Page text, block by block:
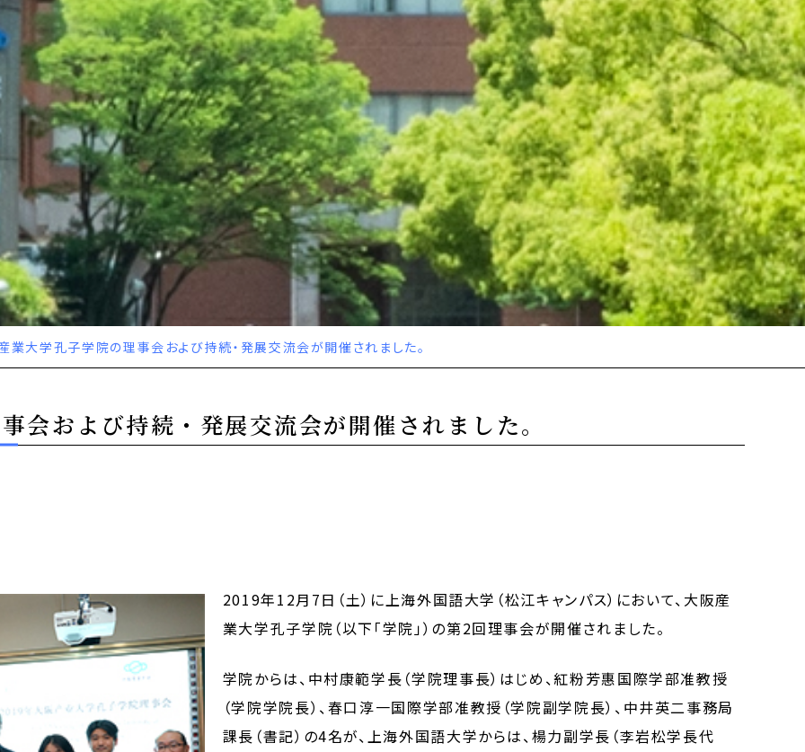
業大学孔子学院の理事会および持続・発展交流会が開催されました。
会および持続・発展交流会が開催されました。
2019年12月7日（土）に上海外国語大学（松江キャンパス）において、大阪産
業大学孔子学院（以下「学院」）の第2回理事会が開催されました。
学院からは、中村康範学長（学院理事長）はじめ、紅粉芳惠国際学部准教授
（学院学院長）、春口淳一国際学部准教授（学院副学院長）、中井英二事務局
課長（書記）の4名が、上海外国語大学からは、楊力副学長（李岩松学長代